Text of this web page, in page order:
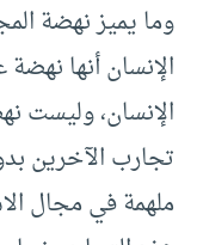
وما يميز نهضة
الإنسان أنها
الإنسان، وليست
تجارب الآخرين
ملهمة في مجال